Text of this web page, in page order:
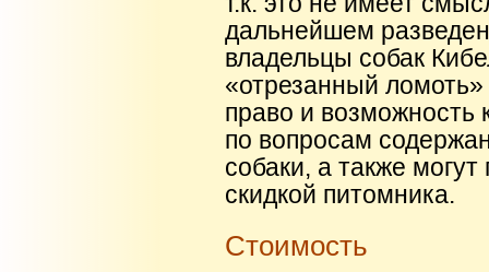
дальнейшем
владельцы собак
«отрезанный
право и возможность
по вопросам
собаки, а также
скидкой питомника.
Стоимость